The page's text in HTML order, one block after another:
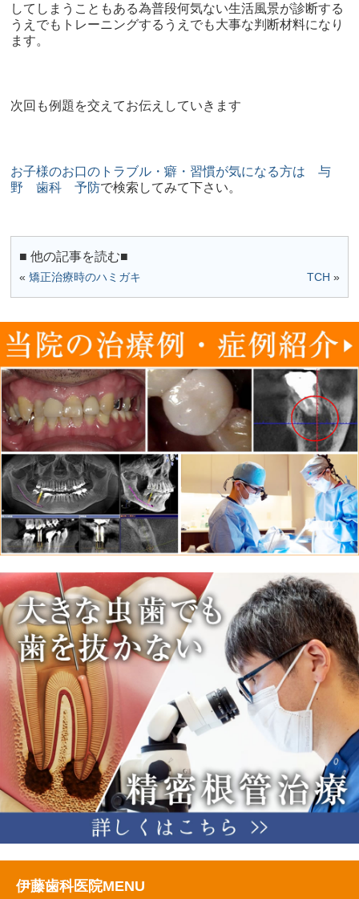
してしまうこともある為普段何気ない生活風景が診断する
うえでもトレーニングするうえでも大事な判断材料になり
ます。
次回も例題を交えてお伝えしていきます
お子様のお口のトラブル・癖・習慣が気になる方は 与
野 歯科 予防で検索してみて下さい。​
■ 他の記事を読む■
«矯正治療時のハミガキ TCH »
伊藤歯科医院MENU